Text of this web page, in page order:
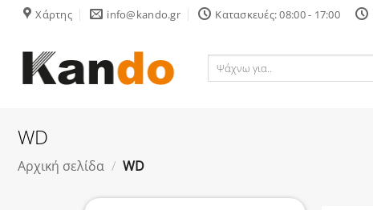
Skip
content
Χάρτης info@kando.gr Κατασκευές: 08:00 - 17:00
Ψάχνω
WD
Αρχική σελίδα / WD